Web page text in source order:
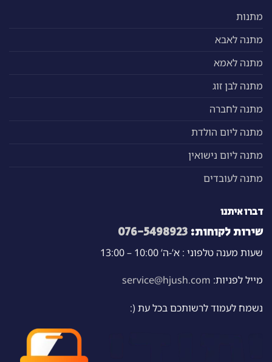
מתנות
מתנה לאבא
מתנה לאמא
מתנה לבן זוג
מתנה לחברה
מתנה ליום הולדת
מתנה ליום נישואין
מתנה לעובדים
דברו איתנו
שירות לקוחות: 076-5498923
שעות מענה טלפוני : א’-ה’ 10:00 – 13:00
מייל לפניות: service@hjush.com
נשמח לעמוד לרשותכם בכל עת (: